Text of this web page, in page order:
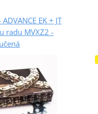
EK + JT
radu MVXZ2 -